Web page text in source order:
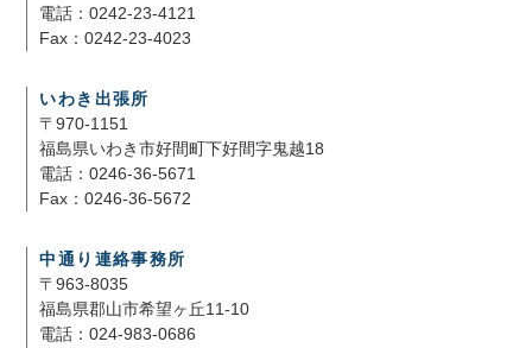
電話：0242-23-4121
Fax：0242-23-4023
いわき出張所
〒970-1151
福島県いわき市好間町下好間字鬼越18
電話：0246-36-5671
Fax：0246-36-5672
中通り連絡事務所
〒963-8035
福島県郡山市希望ヶ丘11-10
電話：024-983-0686